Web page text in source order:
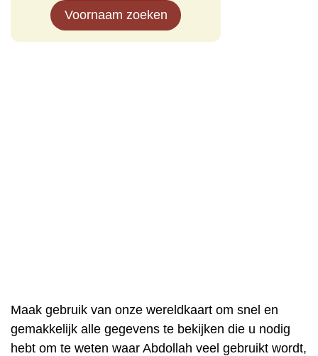
Voornaam zoeken
Maak gebruik van onze wereldkaart om snel en
gemakkelijk alle gegevens te bekijken die u nodig
hebt om te weten waar Abdollah veel gebruikt wordt,